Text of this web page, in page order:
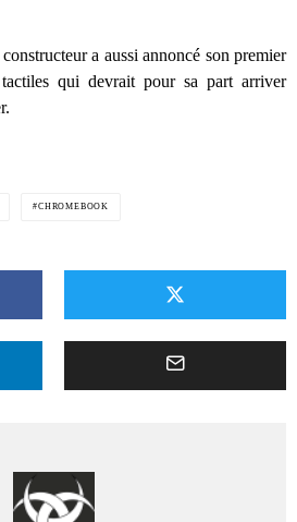
a aussi annoncé son premier
qui devrait pour sa part arriver
CHROMEBOOK